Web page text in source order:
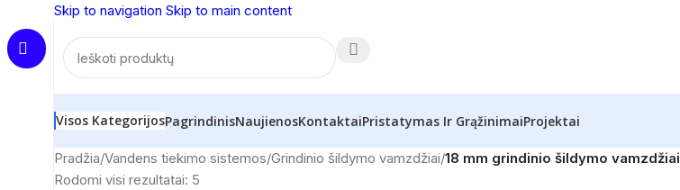
Skip to navigation Skip to main content
Visos KategorijosPagrindinisNaujienosKontaktaiPristatymas Ir GrąžinimaiProjektai
Pradžia/Vandens tiekimo sistemos/Grindinio šildymo vamzdžiai/18 mm grindinio šildymo vamzdžiai
Rodomi visi rezultatai: 5